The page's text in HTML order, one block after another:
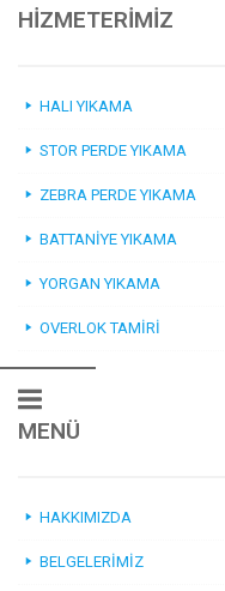
HİZMETERİMİZ
HALI YIKAMA
STOR PERDE YIKAMA
ZEBRA PERDE YIKAMA
BATTANIYE YIKAMA
YORGAN YIKAMA
OVERLOK TAMIRI
MENÜ
HAKKIMIZDA
BELGELERIMIZ